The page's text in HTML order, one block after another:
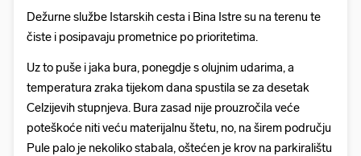
Dežurne službe Istarskih cesta i Bina Istre su na terenu te
čiste i posipavaju prometnice po prioritetima.
Uz to puše i jaka bura, ponegdje s olujnim udarima, a
temperatura zraka tijekom dana spustila se za desetak
Celzijevih stupnjeva. Bura zasad nije prouzročila veće
poteškoće niti veću materijalnu štetu, no, na širem području
Pule palo je nekoliko stabala, oštećen je krov na parkiralištu